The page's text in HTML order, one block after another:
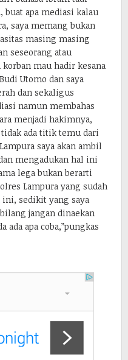
buat apa mediasi kalau
saya memang bukan
masing masing
seseorang atau
mau hadir kesana
Utomo dan saya
dan sekaligus
namun membahas
menjadi hakimnya,
ada titik temu dari
saya akan ambil
mengadukan hal ini
lega bukan berarti
Lampura yang sudah
ini, sedikit yang saya
jangan dinaekan
ada apa coba,”pungkas